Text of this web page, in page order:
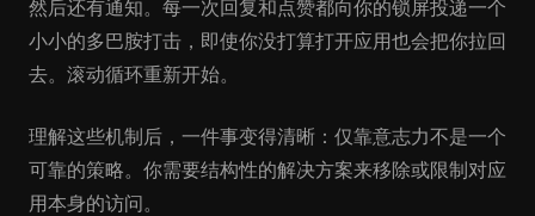
然后还有通知。每一次回复和点赞都向你的锁屏投递一个
小小的多巴胺打击，即使你没打算打开应用也会把你拉回
去。滚动循环重新开始。
理解这些机制后，一件事变得清晰：仅靠意志力不是一个
可靠的策略。你需要结构性的解决方案来移除或限制对应
用本身的访问。